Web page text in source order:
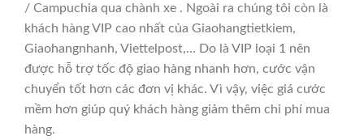
/ Campuchia qua chành xe . Ngoài ra chúng tôi còn là
khách hàng VIP cao nhất của Giaohangtietkiem,
Giaohangnhanh, Viettelpost,… Do là VIP loại 1 nên
được hỗ trợ tốc độ giao hàng nhanh hơn, cước vận
chuyển tốt hơn các đơn vị khác. Vì vậy, việc giá cước
mềm hơn giúp quý khách hàng giảm thêm chi phí mua
hàng.